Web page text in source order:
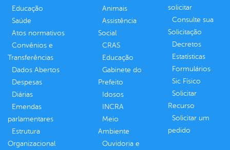
Educação
Saúde
Atos normativos
Convênios e
Transferências
Dados Abertos
Despesas
Diárias
Emendas
parlamentares
Estrutura
Organizacional
Animais
Assistência
Social
CRAS
Educação
Gabinete do
Prefeito
Idosos
INCRA
Meio
Ambiente
Ouvidoria e
solicitar
Consulte sua
Solicitação
Decretos
Estatísticas
Formulários
Sic Físico
Solicitar
Recurso
Solicitar um
pedido